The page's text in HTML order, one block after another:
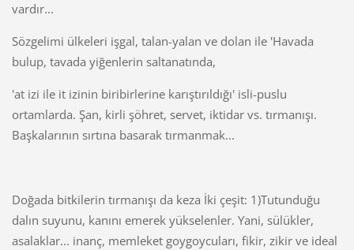
vardır...
Sözgelimi ülkeleri işgal, talan-yalan ve dolan ile 'Havada
bulup, tavada yiğenlerin saltanatında,
'at izi ile it izinin biribirlerine karıştırıldığı' isli-puslu
ortamlarda. Şan, kirli şöhret, servet, iktidar vs. tırmanışı.
Başkalarının sırtına basarak tırmanmak...
Doğada bitkilerin tırmanışı da keza İki çeşit: 1)Tutunduğu
dalın suyunu, kanını emerek yükselenler. Yani, sülükler,
asalaklar... inanç, memleket goygoycuları, fikir, zikir ve ideal